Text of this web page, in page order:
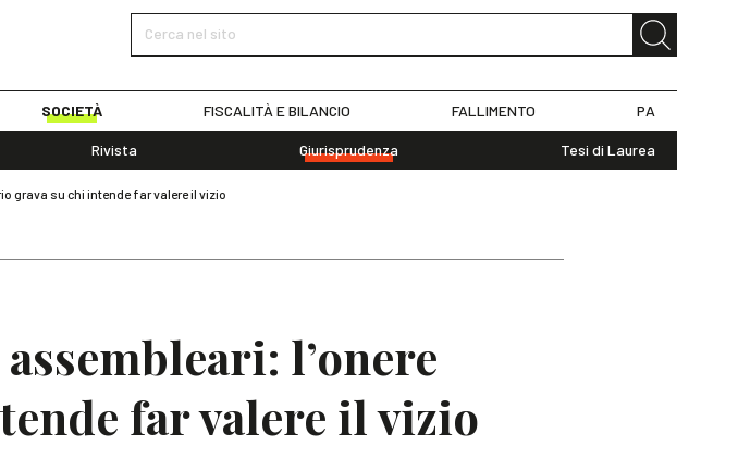
Cerca nel sito
SOCIETÀ FISCALITÀ E BILANCIO FALLIMENTO PA
Rivista Giurisprudenza Tesi di Laurea
grava su chi intende far valere il vizio
l’onere
far valere il vizio